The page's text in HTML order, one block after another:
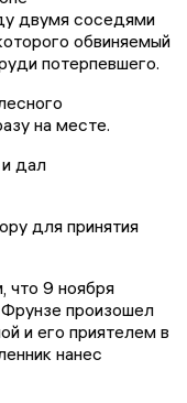
двумя соседями
обвиняемый
потерпевшего.
на месте.
дал
для принятия
что 9 ноября
произошел
и его приятелем в
нанес